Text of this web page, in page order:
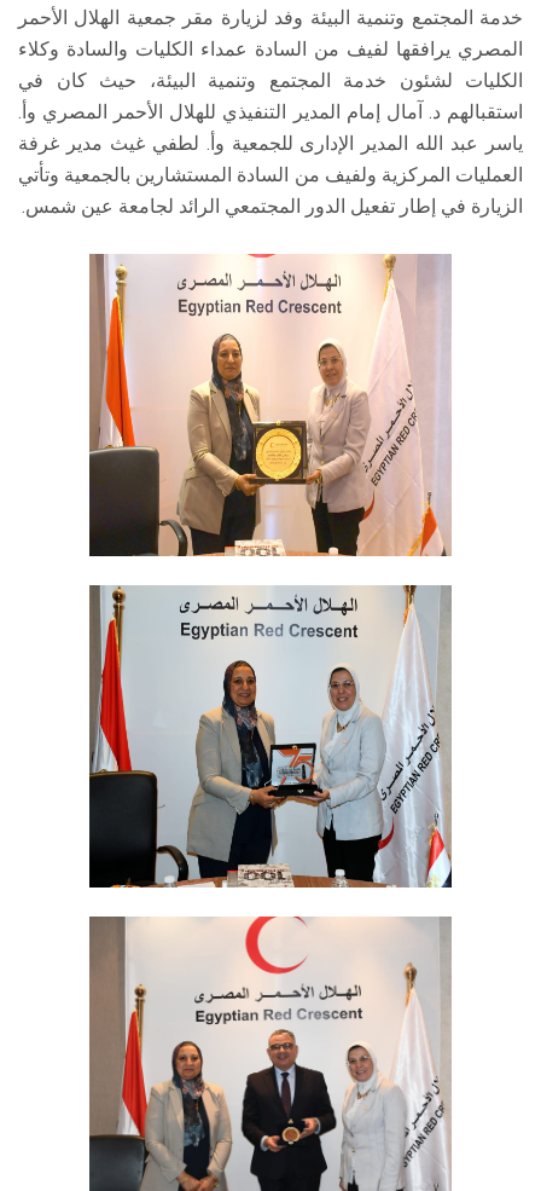
خدمة المجتمع وتنمية البيئة وفد لزيارة مقر جمعية الهلال الأحمر
المصري يرافقها لفيف من السادة عمداء الكليات والسادة وكلاء
الكليات لشئون خدمة المجتمع وتنمية البيئة، حيث كان في
استقبالهم د. آمال إمام المدير التنفيذي للهلال الأحمر المصري وأ.
ياسر عبد الله المدير الإدارى للجمعية وأ. لطفي غيث مدير غرفة
العمليات المركزية ولفيف من السادة المستشارين بالجمعية وتأتي
الزيارة في إطار تفعيل الدور المجتمعي الرائد لجامعة عين شمس.